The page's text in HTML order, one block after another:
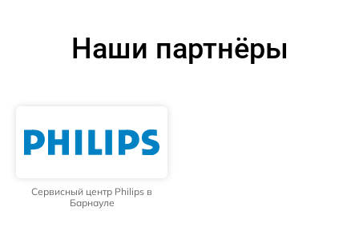
Наши партнёры
Сервисный центр Philips в
Барнауле